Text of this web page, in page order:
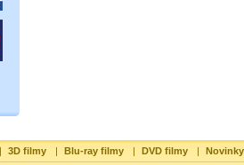
| 3D filmy | Blu-ray filmy | DVD filmy |